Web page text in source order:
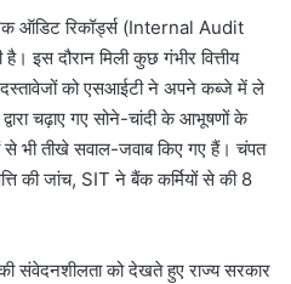
ऑडिट रिकॉर्ड्स (Internal Audit
इस दौरान मिली कुछ गंभीर वित्तीय
को एसआईटी ने अपने कब्जे में ले
चढ़ाए गए सोने-चांदी के आभूषणों के
भी तीखे सवाल-जवाब किए गए हैं। चंपत
की जांच, SIT ने बैंक कर्मियों से की 8
संवेदनशीलता को देखते हुए राज्य सरकार